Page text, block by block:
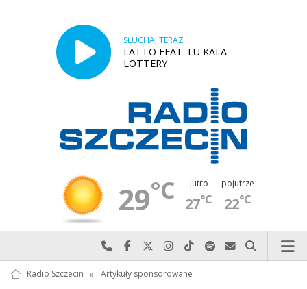
SŁUCHAJ TERAZ
LATTO FEAT. LU KALA -
LOTTERY
29°C jutro
27°C
pojutrze
22°C
Najlepiej po prostu do nas zadzwoń
Odwiedź nas na Facebook-u
Odwiedź nas na X
Odwiedź nas na Instagram-ie
Odwiedź nas na TikTok-u
Szukaj nas na Spotify
Wyślij do nas
Szukaj
Radio Szczecin » Artykuły sponsorowane